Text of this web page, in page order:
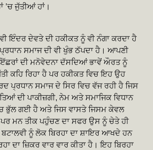
’ਚ ਜੁੱਤੀਆਂ ਹਾਂ।
ਇੰਦਰ ਦੇਵਤੇ ਦੀ ਹਕੀਕਤ ਨੂੰ ਵੀ ਨੰਗਾ ਕਰਦਾ ਹੈ
ਸਮਾਜ ਦੀ ਵੀ ਖੁੰਭ ਠੱਪਦਾ ਹੈ। ਆਪਣੀ
ਦੀ ਮਨੋਵੇਦਨਾ ਦੱਸਦਿਆਂ ਭਾਵੇਂ ਔਰਤ ਨੂੰ
ਕਹਿ ਰਿਹਾ ਹੈ ਪਰ ਹਕੀਕਤ ਵਿਚ ਇਹ ਉਹ
ਪ੍ਰਧਾਨ ਸਮਾਜ ਦੇ ਸਿਰ ਵਿਚ ਵੱਜ ਰਹੀ ਹੈ ਜਿਸ
ਦੀ ਪਾਕੀਜ਼ਗੀ, ਨੇਮ ਅਤੇ ਸਮਾਜਿਕ ਵਿਧਾਨ
ਭੁੱਲ ਗਈ ਹੈ ਅਤੇ ਜਿਸ ਵਾਸਤੇ ਜਿਸਮ ਕੇਵਲ
ਮਨ ਤੀਕ ਪਹੁੰਚਣ ਦਾ ਸਫਰ ਉਸ ਨੂੰ ਚੇਤੇ ਹੀ
ਬਟਾਲਵੀ ਨੂੰ ਲੋਕ ਬਿਰਹਾ ਦਾ ਸ਼ਾਇਰ ਆਖਦੇ ਹਨ
ਦਾ ਜ਼ਿਕਰ ਵਾਰ ਵਾਰ ਕੀਤਾ ਹੈ। ਇਹ ਬਿਰਹਾ